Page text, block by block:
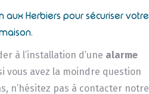
aux Herbiers pour sécuriser votre
à l’installation d’une alarme
vous avez la moindre question
n’hésitez pas à contacter notre